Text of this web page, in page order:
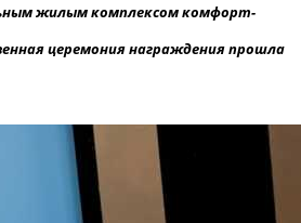
жилым комплексом комфорт-
церемония награждения прошла